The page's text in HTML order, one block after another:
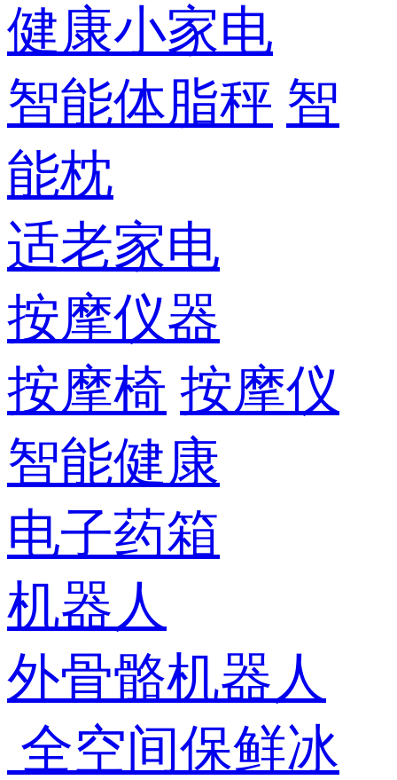
健康小家电
智能体脂秤 智
能枕
适老家电
按摩仪器
按摩椅 按摩仪
智能健康
电子药箱
机器人
外骨骼机器人
全空间保鲜冰